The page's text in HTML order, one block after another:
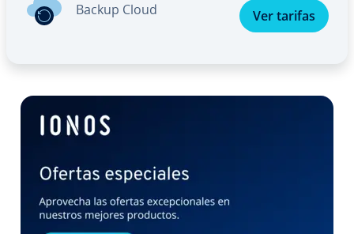
Backup Cloud Ver tarifas